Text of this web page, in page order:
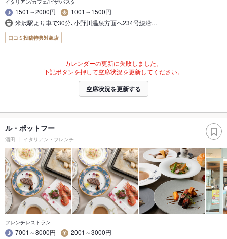
イタリアン/カフェ/ピザ/パスタ
1501～2000円
1001～1500円
米沢駅より車で30分､小野川温泉方面へ234号線沿…
口コミ投稿特典対象店
カレンダーの更新に失敗しました。
下記ボタンを押して空席状況を更新してください。
空席状況を更新する
ル・ポットフー
酒田 イタリアン・フレンチ
フレンチレストラン
7001～8000円
2001～3000円